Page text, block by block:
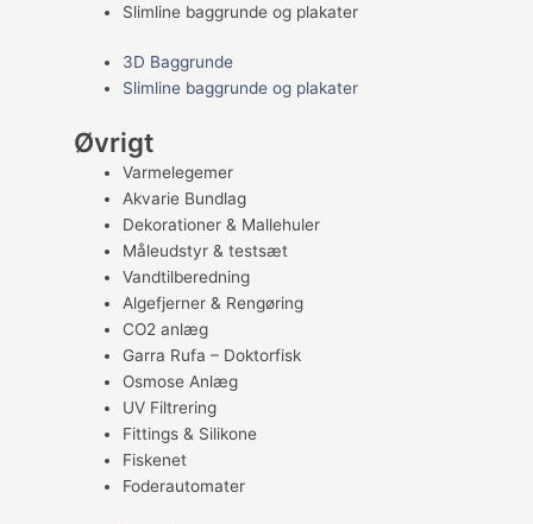
Slimline baggrunde og plakater
3D Baggrunde
Slimline baggrunde og plakater
Øvrigt
Varmelegemer
Akvarie Bundlag
Dekorationer & Mallehuler
Måleudstyr & testsæt
Vandtilberedning
Algefjerner & Rengøring
CO2 anlæg
Garra Rufa – Doktorfisk
Osmose Anlæg
UV Filtrering
Fittings & Silikone
Fiskenet
Foderautomater